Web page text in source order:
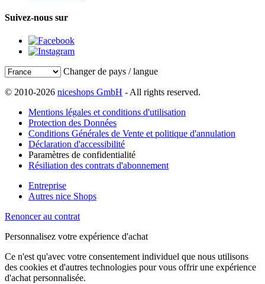
Suivez-nous sur
Changer de pays / langue
© 2010-2026 niceshops GmbH - All rights reserved.
Mentions légales et conditions d'utilisation
Protection des Données
Conditions Générales de Vente et politique d'annulation
Déclaration d'accessibilité
Paramètres de confidentialité
Résiliation des contrats d'abonnement
Entreprise
Autres nice Shops
Renoncer au contrat
Personnalisez votre expérience d'achat
Ce n'est qu'avec votre consentement individuel que nous utilisons
des cookies et d'autres technologies pour vous offrir une expérience
d'achat personnalisée.